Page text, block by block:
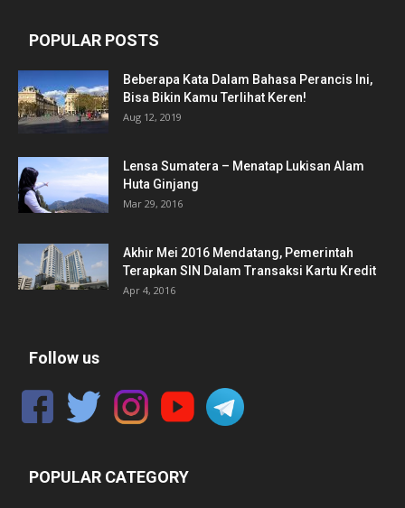
POPULAR POSTS
Beberapa Kata Dalam Bahasa Perancis Ini,
Bisa Bikin Kamu Terlihat Keren!
Aug 12, 2019
Lensa Sumatera – Menatap Lukisan Alam
Huta Ginjang
Mar 29, 2016
Akhir Mei 2016 Mendatang, Pemerintah
Terapkan SIN Dalam Transaksi Kartu Kredit
Apr 4, 2016
Follow us
POPULAR CATEGORY